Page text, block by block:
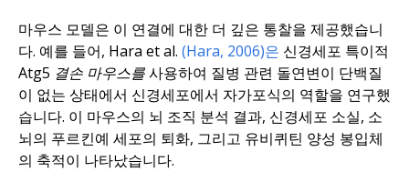
마우스 모델은 이 연결에 대한 더 깊은 통찰을 제공했습니
다. 예를 들어, Hara et al. (Hara, 2006)은 신경세포 특이적
Atg5 결손 마우스를사용하여 질병 관련 돌연변이 단백질
이 없는 상태에서 신경세포에서 자가포식의 역할을 연구했
습니다. 이 마우스의 뇌 조직 분석 결과, 신경세포 소실, 소
뇌의 푸르킨예 세포의 퇴화, 그리고 유비퀴틴 양성 봉입체
의 축적이 나타났습니다.